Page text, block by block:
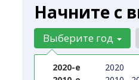
Начните с
Выберите год
2020-е
2020